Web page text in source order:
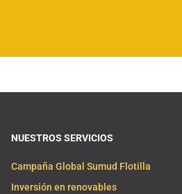
NUESTROS SERVICIOS
Campaña Global Sumud Flotilla
Inversión en renovables